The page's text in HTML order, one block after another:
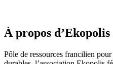
À propos d’Ekopolis
Pôle de ressources francilien